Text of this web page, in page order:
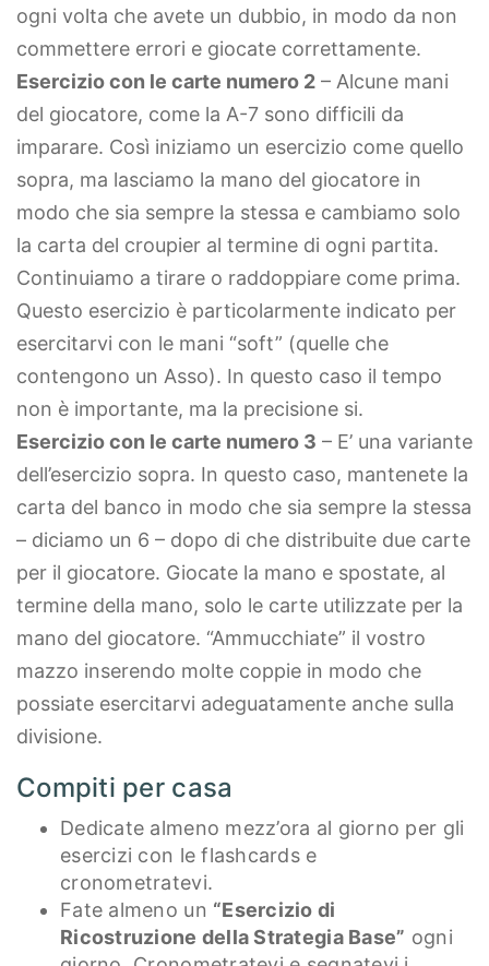
ogni volta che avete un dubbio, in modo da non
commettere errori e giocate correttamente.
Esercizio con le carte numero 2 – Alcune mani
del giocatore, come la A-7 sono difficili da
imparare. Così iniziamo un esercizio come quello
sopra, ma lasciamo la mano del giocatore in
modo che sia sempre la stessa e cambiamo solo
la carta del croupier al termine di ogni partita.
Continuiamo a tirare o raddoppiare come prima.
Questo esercizio è particolarmente indicato per
esercitarvi con le mani “soft” (quelle che
contengono un Asso). In questo caso il tempo
non è importante, ma la precisione si.
Esercizio con le carte numero 3 – E’ una variante
dell’esercizio sopra. In questo caso, mantenete la
carta del banco in modo che sia sempre la stessa
– diciamo un 6 – dopo di che distribuite due carte
per il giocatore. Giocate la mano e spostate, al
termine della mano, solo le carte utilizzate per la
mano del giocatore. “Ammucchiate” il vostro
mazzo inserendo molte coppie in modo che
possiate esercitarvi adeguatamente anche sulla
divisione.
Compiti per casa
Dedicate almeno mezz’ora al giorno per gli
esercizi con le flashcards e
cronometratevi.
Fate almeno un “Esercizio di
Ricostruzione della Strategia Base” ogni